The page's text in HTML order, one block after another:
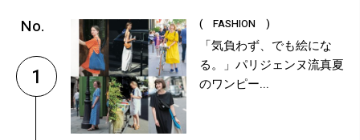
1
( FASHION )
「気負わず、でも絵にな
る。」パリジェンヌ流真夏
のワンピー...